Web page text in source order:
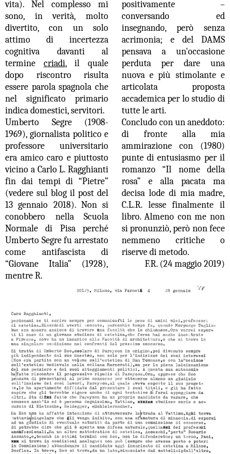
vita). Nel complesso mi
sono, in verità, molto
divertito, con un solo
attimo di incertezza
cognitiva davanti al
termine criadi, il quale
dopo riscontro risulta
essere parola spagnola che
nel significato primario
indica domestici, servitori.
Umberto Segre (1908-
1969), giornalista politico e
professore universitario
era amico caro e piuttosto
vicino a Carlo L. Ragghianti
fin dai tempi di “Pietre”
(vedere sul blog il post del
13 gennaio 2018). Non si
conobbero nella Scuola
Normale di Pisa perché
Umberto Segre fu arrestato
come antifascista di
“Giovane Italia” (1928),
mentre R.
positivamente –
conversando ed
insegnando, però senza
acrimonia; e del DAMS
pensava a un'occasione
perduta per dare una
nuova e più stimolante e
articolata proposta
accademica per lo studio di
tutte le arti.
Concludo con un aneddoto:
di fronte alla mia
ammirazione con (1980)
punte di entusiasmo per il
romanzo “Il nome della
rosa” e alla pacata ma
decisa lode di mia madre,
C.L.R. lesse finalmente il
libro. Almeno con me non
si pronunziò, però non fece
nemmeno critiche o
riserve di metodo.
F.R. (24 maggio 2019)